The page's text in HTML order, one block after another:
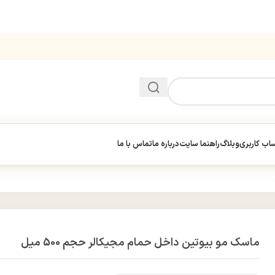
کاربریوبلاگراهنما سایتدرباره ماتماس با ما
ماسک مو بیوتین داخل حمام مجیکالر حجم 500 میل